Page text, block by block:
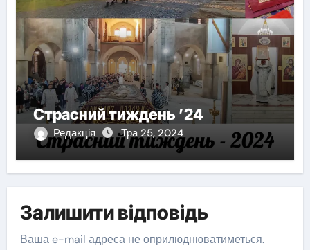
Страсний тиждень ’24
Редакція Тра 25, 2024
Залишити відповідь
Ваша e-mail адреса не оприлюднюватиметься.